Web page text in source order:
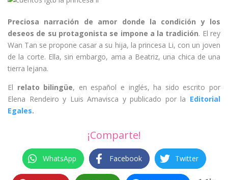
Preciosa narración de amor donde la condición y los
deseos de su protagonista se impone a la tradición. El rey
Wan Tan se propone casar a su hija, la princesa Li, con un joven
de la corte. Ella, sin embargo, ama a Beatriz, una chica de una
tierra lejana.
El relato bilingüe, en español e inglés, ha sido escrito por
Elena Rendeiro y Luis Amavisca y publicado por la Editorial
Egales.
¡Comparte!
WhatsApp Facebook Twitter